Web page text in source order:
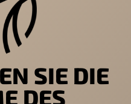
SIE DIE
DES